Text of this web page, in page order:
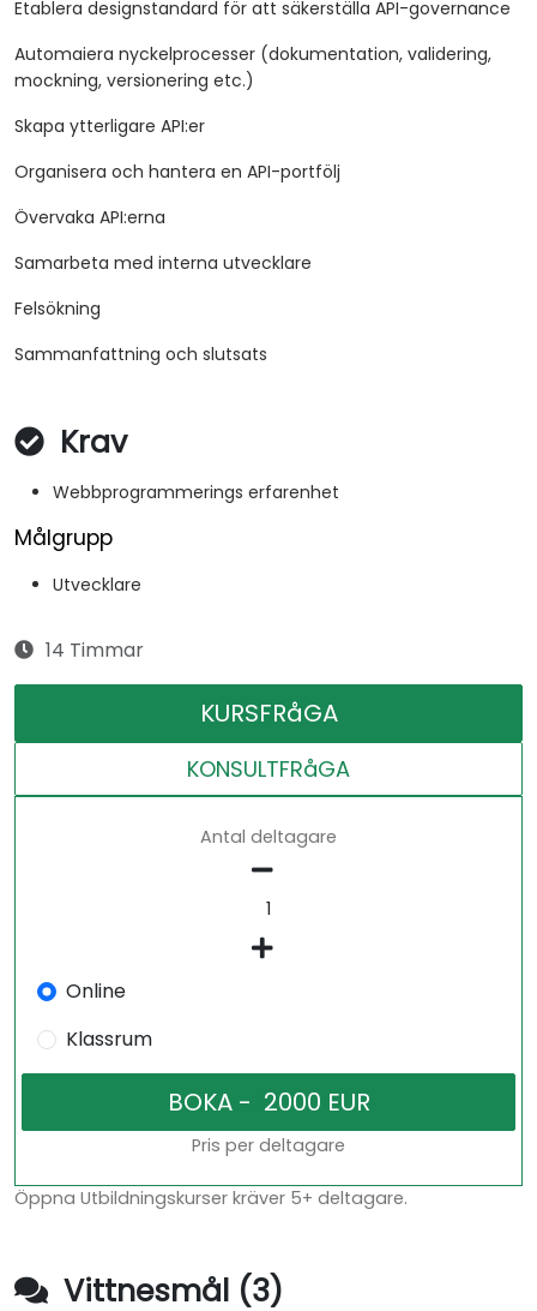
Etablera designstandard för att säkerställa API-governance
Automaiera nyckelprocesser (dokumentation, validering,
mockning, versionering etc.)
Skapa ytterligare API:er
Organisera och hantera en API-portfölj
Övervaka API:erna
Samarbeta med interna utvecklare
Felsökning
Sammanfattning och slutsats
Krav
Webbprogrammerings erfarenhet
Målgrupp
Utvecklare
14 Timmar
KURSFRåGA
KONSULTFRåGA
Antal deltagare
Online
Klassrum
Pris per deltagare
Öppna Utbildningskurser kräver 5+ deltagare.
Vittnesmål (3)